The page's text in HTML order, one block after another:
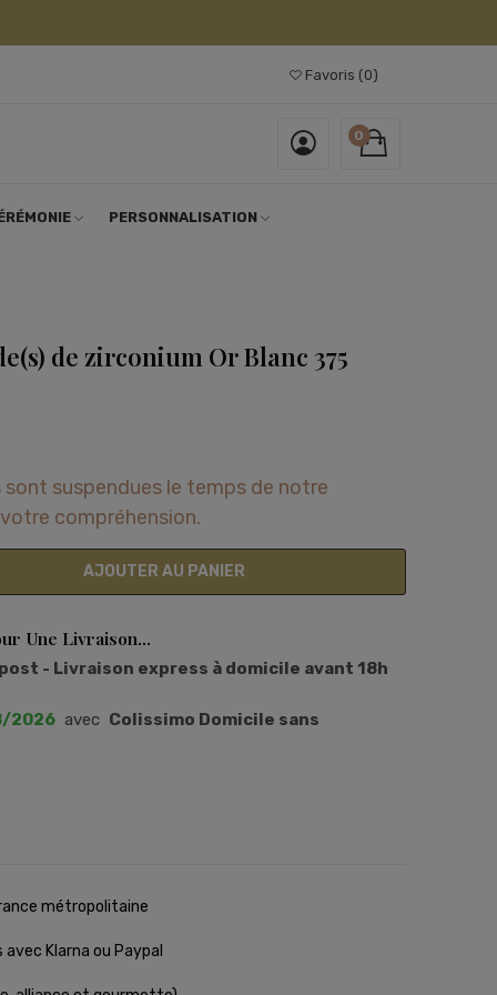
Favoris 0
0
PERSONNALISATION
de zirconium Or Blanc 375
suspendues le temps de notre
compréhension.
AJOUTER AU PANIER
Une Livraison...
- Livraison express à domicile avant 18h
2026 avec Colissimo Domicile sans
métropolitaine
Klarna ou Paypal